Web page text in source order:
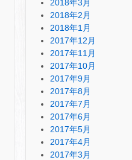
2018年3月
2018年2月
2018年1月
2017年12月
2017年11月
2017年10月
2017年9月
2017年8月
2017年7月
2017年6月
2017年5月
2017年4月
2017年3月